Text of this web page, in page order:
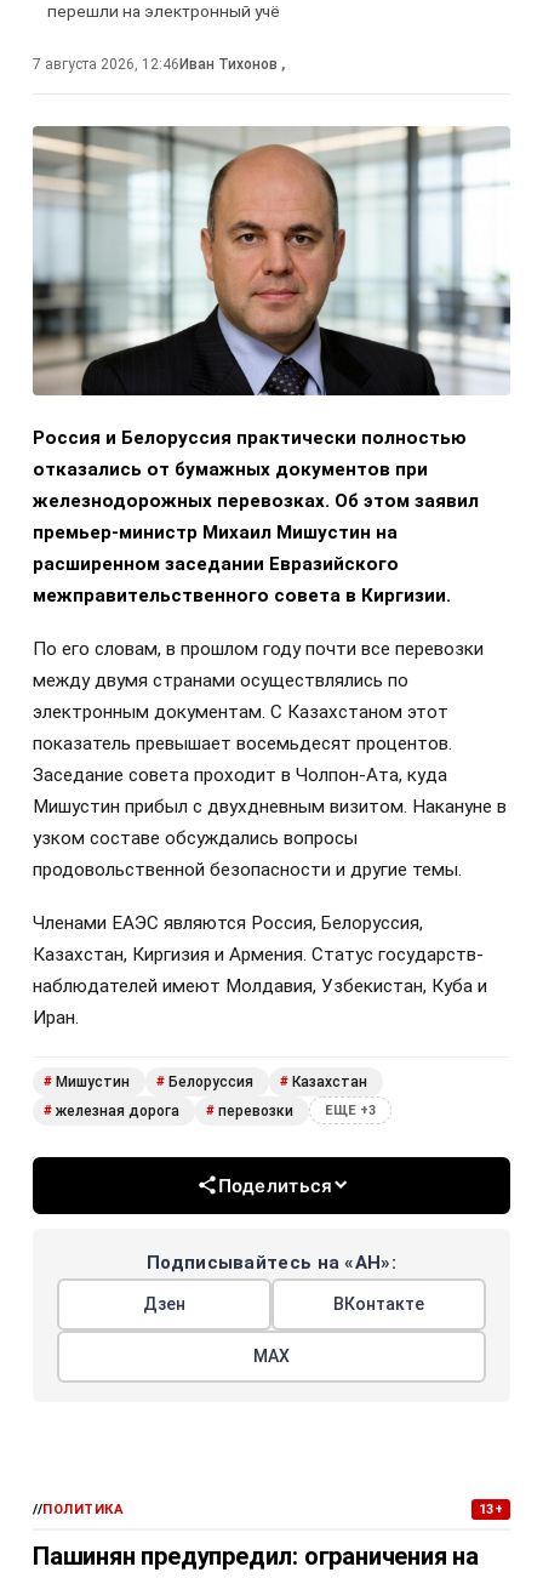
перешли на электронный учё
7 августа 2026, 12:46 Иван Тихонов ,
Россия и Белоруссия практически полностью
отказались от бумажных документов при
железнодорожных перевозках. Об этом заявил
премьер-министр Михаил Мишустин на
расширенном заседании Евразийского
межправительственного совета в Киргизии.
По его словам, в прошлом году почти все перевозки
между двумя странами осуществлялись по
электронным документам. С Казахстаном этот
показатель превышает восемьдесят процентов.
Заседание совета проходит в Чолпон-Ата, куда
Мишустин прибыл с двухдневным визитом. Накануне в
узком составе обсуждались вопросы
продовольственной безопасности и другие темы.
Членами ЕАЭС являются Россия, Белоруссия,
Казахстан, Киргизия и Армения. Статус государств-
наблюдателей имеют Молдавия, Узбекистан, Куба и
Иран.
# Мишустин # Белоруссия # Казахстан
# железная дорога # перевозки ЕЩЕ +3
Поделиться
Подписывайтесь на «АН»:
Дзен ВКонтакте
МАХ
//ПОЛИТИКА 13+
Пашинян предупредил: ограничения на